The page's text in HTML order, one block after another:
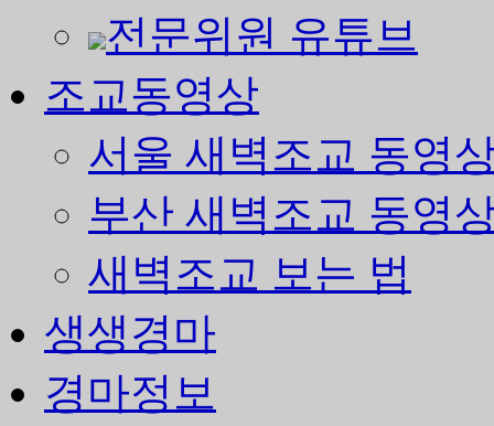
전문위원 유튜브
조교동영상
서울 새벽조교 동영
부산 새벽조교 동영
새벽조교 보는 법
생생경마
경마정보